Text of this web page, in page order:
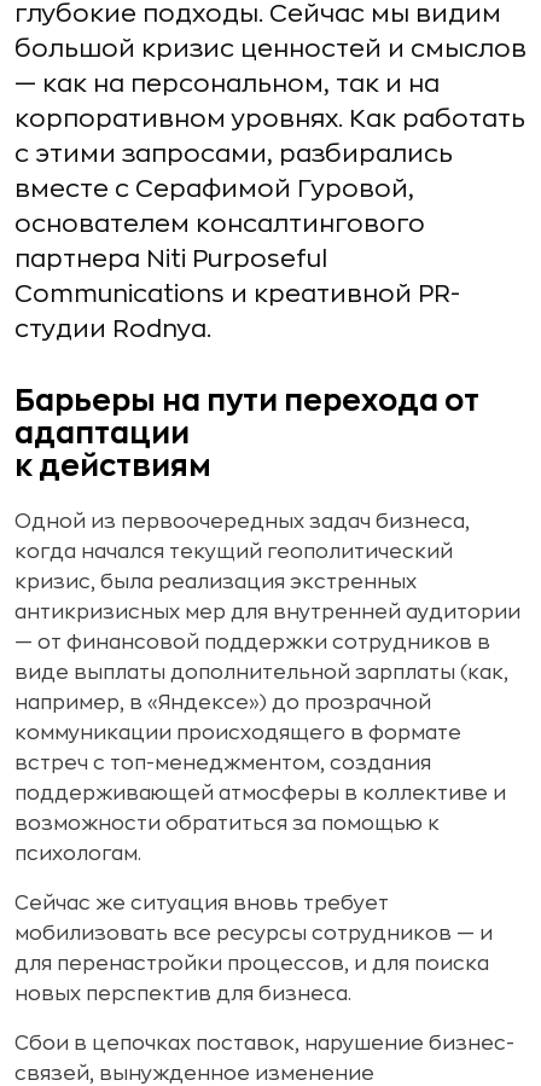
глубокие подходы. Сейчас мы видим
большой кризис ценностей и смыслов
— как на персональном, так и на
корпоративном уровнях. Как работать
с этими запросами, разбирались
вместе с Серафимой Гуровой,
основателем консалтингового
партнера Niti Purposeful
Communications и креативной PR-
студии Rodnya.
Барьеры на пути перехода от
адаптации
к действиям
Одной из первоочередных задач бизнеса,
когда начался текущий геополитический
кризис, была реализация экстренных
антикризисных мер для внутренней аудитории
— от финансовой поддержки сотрудников в
виде выплаты дополнительной зарплаты (как,
например, в «Яндексе») до прозрачной
коммуникации происходящего в формате
встреч с топ-менеджментом, создания
поддерживающей атмосферы в коллективе и
возможности обратиться за помощью к
психологам.
Сейчас же ситуация вновь требует
мобилизовать все ресурсы сотрудников — и
для перенастройки процессов, и для поиска
новых перспектив для бизнеса.
Сбои в цепочках поставок, нарушение бизнес-
связей, вынужденное изменение